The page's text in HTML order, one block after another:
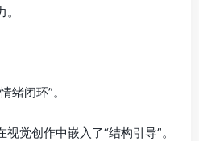
绪闭环”。
觉创作中嵌入了“结构引导”。